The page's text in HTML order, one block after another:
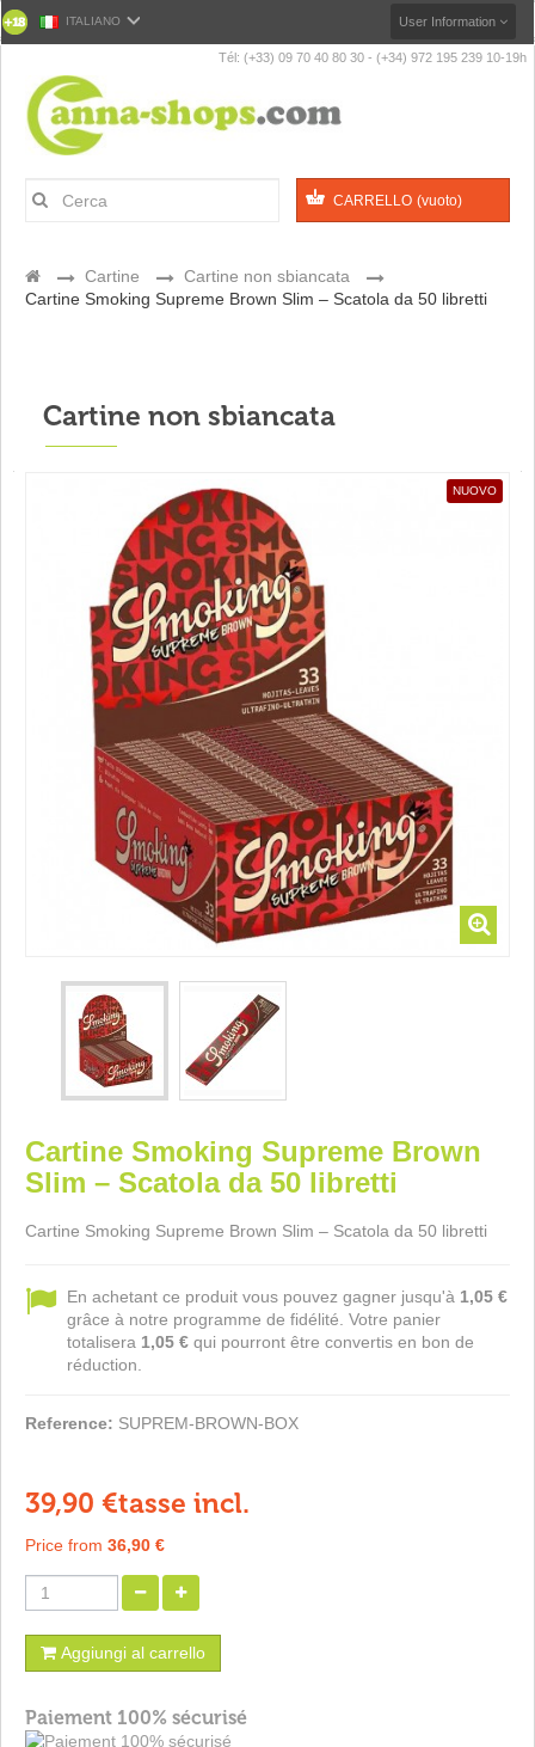
ITALIANO User Information
Tél: (+33) 09 70 40 80 30 - (+34) 972 195 239 10-19h
CARRELLO (vuoto)
> Cartine > Cartine non sbiancata
>
Cartine Smoking Supreme Brown Slim – Scatola da 50 libretti
Cartine non sbiancata
NUOVO
Cartine Smoking Supreme Brown
Slim – Scatola da 50 libretti
Cartine Smoking Supreme Brown Slim – Scatola da 50 libretti
En achetant ce produit vous pouvez gagner jusqu'à 1,05 €
grâce à notre programme de fidélité. Votre panier
totalisera 1,05 € qui pourront être convertis en bon de
réduction.
Reference: SUPREM-BROWN-BOX
39,90 €tasse incl.
Price from 36,90 €
Aggiungi al carrello
Paiement 100% sécurisé